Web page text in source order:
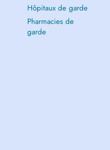
Hôpitaux de garde
Pharmacies de
garde